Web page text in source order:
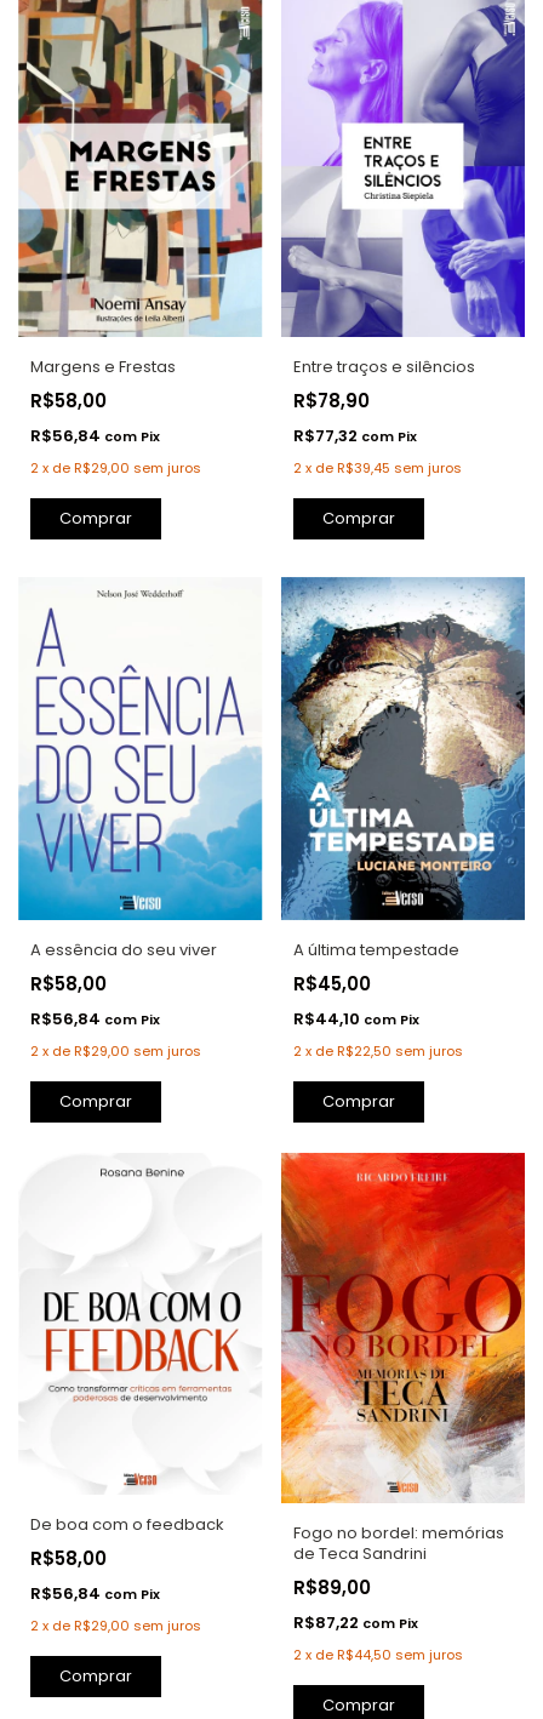
Margens e Frestas
R$58,00
R$56,84 com Pix
2x deR$29,00 sem juros
Comprar
Entre traços e silêncios
R$78,90
R$77,32 com Pix
2 x deR$39,45 sem juros
A essência do seu viver
R$58,00
R$56,84 com Pix
2x deR$29,00 sem juros
Comprar
A última tempestade
R$45,00
R$44,10 com Pix
2 x deR$22,50 sem juros
Comprar
De boa com o feedback
R$58,00
R$56,84 com Pix
2x deR$29,00 sem juros
Comprar
Fogo no bordel: memórias
de Teca Sandrini
R$89,00
R$87,22 com Pix
2 x deR$44,50 sem juros
Comprar